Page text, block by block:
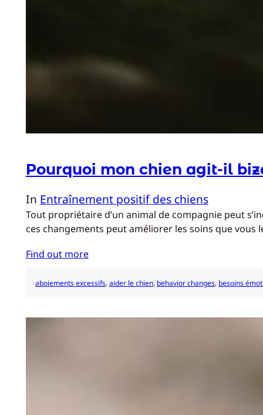
Pourquoi mon chien agit-il
In Entraînement positif des chiens
Tout propriétaire d’un animal de compagnie peut
ces changements peut améliorer les soins que
Find out more
aboiements excessifs, aider le chien, behavior changes, besoins